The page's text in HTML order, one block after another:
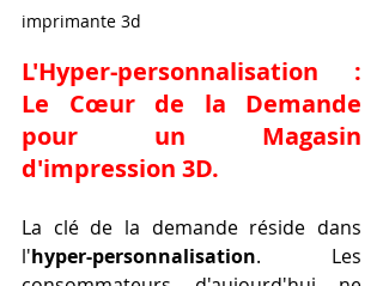
imprimante 3d
L'Hyper-personnalisation :
Le Cœur de la Demande
pour un Magasin
d'impression 3D.
La clé de la demande réside dans
l'hyper-personnalisation. Les